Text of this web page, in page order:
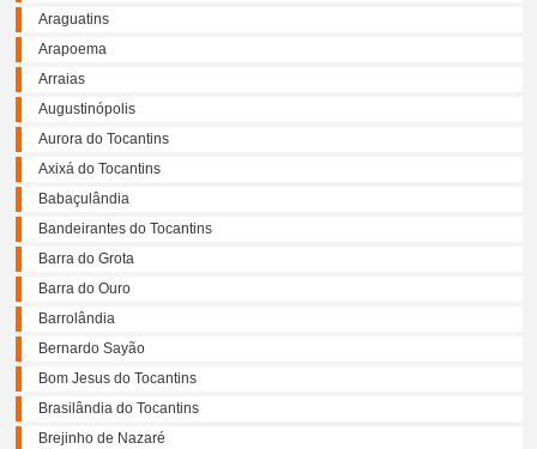
Araguatins
Arapoema
Arraias
Augustinópolis
Aurora do Tocantins
Axixá do Tocantins
Babaçulândia
Bandeirantes do Tocantins
Barra do Grota
Barra do Ouro
Barrolândia
Bernardo Sayão
Bom Jesus do Tocantins
Brasilândia do Tocantins
Brejinho de Nazaré